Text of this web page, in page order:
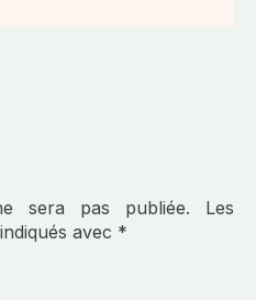
sera pas publiée.
Les
avec *